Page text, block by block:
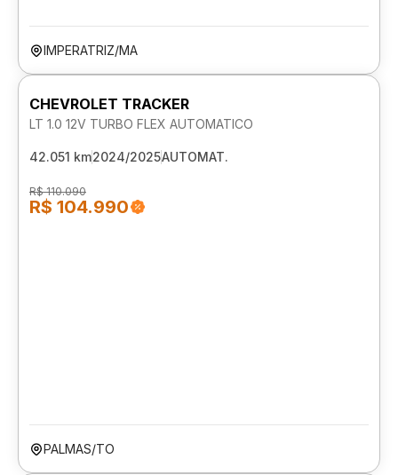
IMPERATRIZ/MA
CHEVROLET TRACKER
LT 1.0 12V TURBO FLEX AUTOMATICO
42.051 km2024/2025AUTOMAT.
R$ 110.090
R$ 104.990
PALMAS/TO